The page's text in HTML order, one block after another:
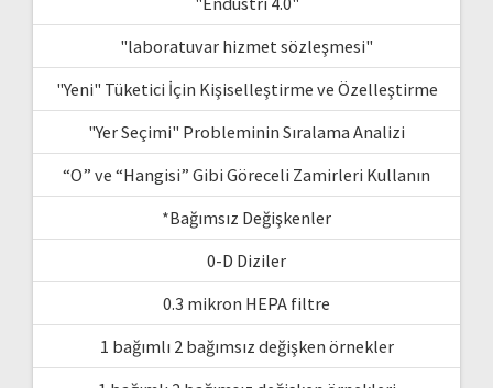
"laboratuvar hizmet sözleşmesi"
"Yeni" Tüketici İçin Kişiselleştirme ve Özelleştirme
"Yer Seçimi" Probleminin Sıralama Analizi
“O” ve “Hangisi” Gibi Göreceli Zamirleri Kullanın
*Bağımsız Değişkenler
0-D Diziler
0.3 mikron HEPA filtre
1 bağımlı 2 bağımsız değişken örnekler